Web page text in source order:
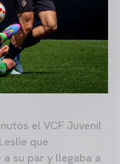
el VCF Juvenil
que
su par y llegaba a